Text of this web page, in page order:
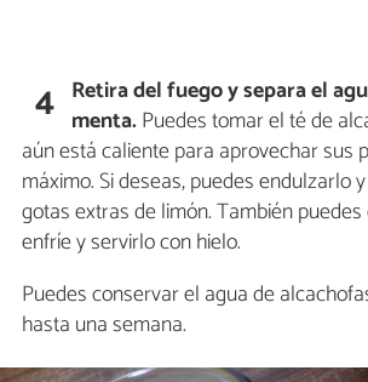
4 Retira del fuego y separa el
menta.Puedes tomar el té de
aún está caliente para aprovechar sus
máximo. Si deseas, puedes endulzarlo
gotas extras de limón. También
enfríe y servirlo con hielo.
Puedes conservar el agua de
hasta una semana.